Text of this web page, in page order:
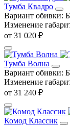
Тумба Квадро
Вариант обивки:
Изменение
от 31 020 ₽
Тумба Волна
Вариант обивки:
Изменение
от 31 240 ₽
Комод Классик